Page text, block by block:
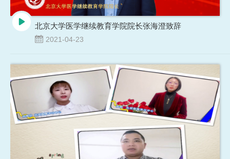
北京大学医学继续教育学院院长张海澄致辞
2021-04-23